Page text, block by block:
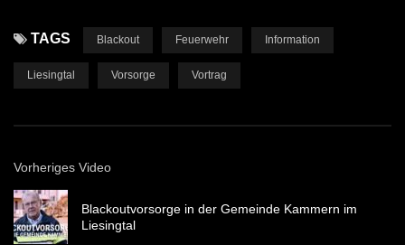
TAGS Blackout Feuerwehr Information
Liesingtal Vorsorge Vortrag
Vorheriges Video
Blackoutvorsorge in der Gemeinde Kammern im
Liesingtal